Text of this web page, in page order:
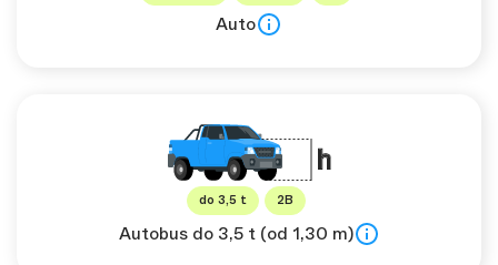
Auto
do 3,5 t 2B
Autobus do 3,5 t (od 1,30 m)